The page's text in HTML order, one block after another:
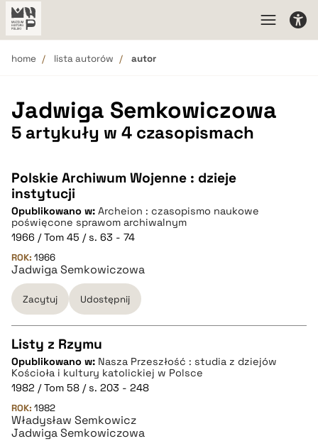
home lista autorów autor
Jadwiga Semkowiczowa
5 artykuły w 4 czasopismach
Polskie Archiwum Wojenne : dzieje
instytucji
Opublikowano w: Archeion : czasopismo naukowe
poświęcone sprawom archiwalnym
1966 / Tom 45 / s. 63 - 74
ROK: 1966
Jadwiga Semkowiczowa
Zacytuj Udostępnij
CZYSTY TEKST
pobierz cytat
Listy z Rzymu
Opublikowano w: Nasza Przeszłość : studia z dziejów
Kościoła i kultury katolickiej w Polsce
1982 / Tom 58 / s. 203 - 248
ROK: 1982
Władysław Semkowicz
Jadwiga Semkowiczowa